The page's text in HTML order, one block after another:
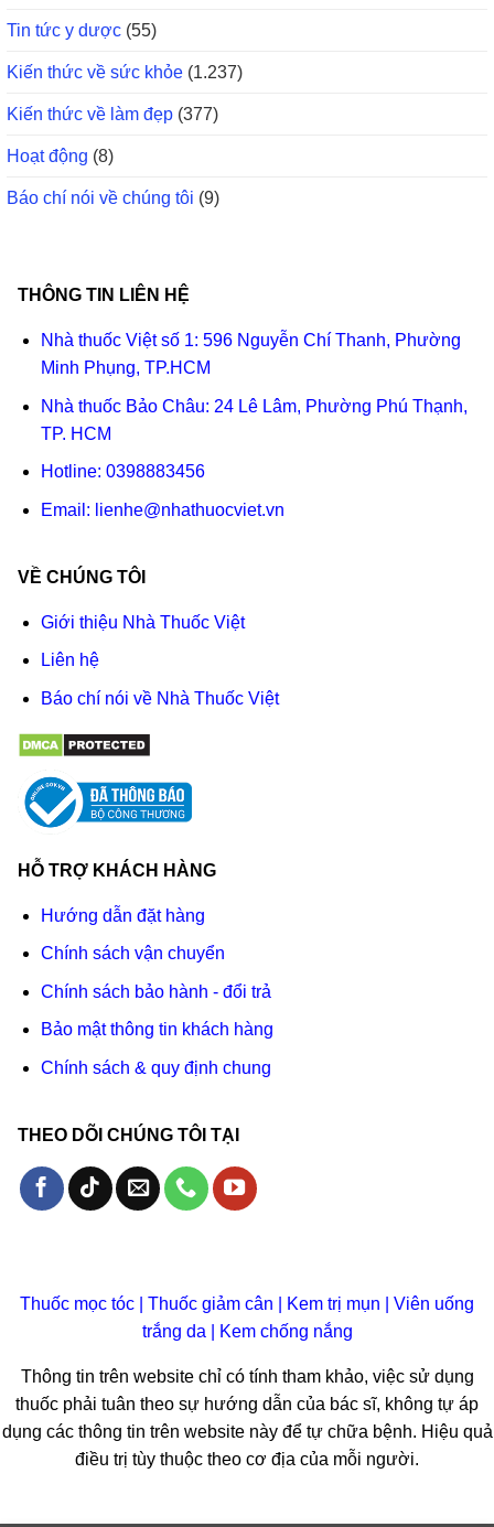
Tin tức y dược (55)
Kiến thức về sức khỏe (1.237)
Kiến thức về làm đẹp (377)
Hoạt động (8)
Báo chí nói về chúng tôi (9)
THÔNG TIN LIÊN HỆ
Nhà thuốc Việt số 1: 596 Nguyễn Chí Thanh, Phường
Minh Phụng, TP.HCM
Nhà thuốc Bảo Châu: 24 Lê Lâm, Phường Phú Thạnh,
TP. HCM
Hotline: 0398883456
Email: lienhe@nhathuocviet.vn
VỀ CHÚNG TÔI
Giới thiệu Nhà Thuốc Việt
Liên hệ
Báo chí nói về Nhà Thuốc Việt
HỖ TRỢ KHÁCH HÀNG
Hướng dẫn đặt hàng
Chính sách vận chuyển
Chính sách bảo hành - đổi trả
Bảo mật thông tin khách hàng
Chính sách & quy định chung
THEO DÕI CHÚNG TÔI TẠI
Thuốc mọc tóc Thuốc giảm cân Kem trị mụn
Viên uống
trắng da
Kem chống nắng
Thông tin trên website chỉ có tính tham khảo, việc sử dụng
thuốc phải tuân theo sự hướng dẫn của bác sĩ, không tự áp
dụng các thông tin trên website này để tự chữa bệnh. Hiệu quả
điều trị tùy thuộc theo cơ địa của mỗi người.